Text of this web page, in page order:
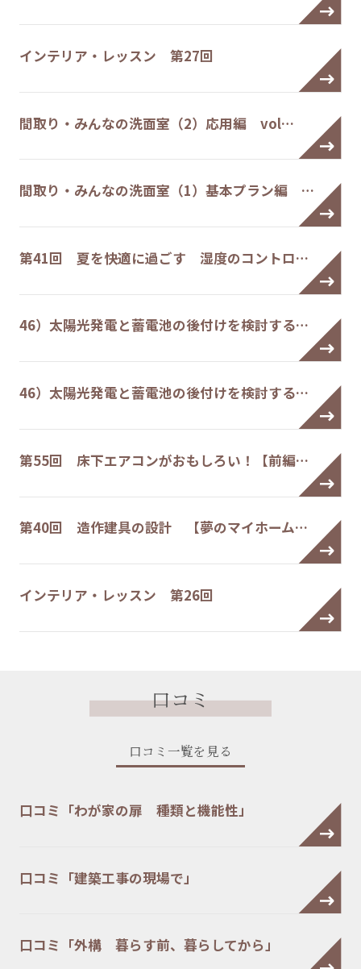
インテリア・レッスン 第27回
間取り・みんなの洗面室（2）応用編 vol…
間取り・みんなの洗面室（1）基本プラン編 …
第41回 夏を快適に過ごす 湿度のコントロ…
46）太陽光発電と蓄電池の後付けを検討する…
46）太陽光発電と蓄電池の後付けを検討する…
第55回 床下エアコンがおもしろい！【前編…
第40回 造作建具の設計 【夢のマイホーム…
インテリア・レッスン 第26回
口コミ
口コミ一覧を見る
口コミ「わが家の扉 種類と機能性」
口コミ「建築工事の現場で」
口コミ「外構 暮らす前、暮らしてから」